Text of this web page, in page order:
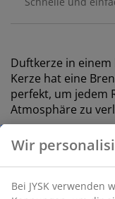
Duftkerze in
Kerze hat eine
perfekt, um jedem
Atmosphäre zu
Artikelnummer: